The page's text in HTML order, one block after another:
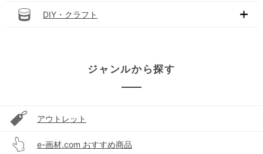
DIY・クラフト
ジャンルから探す
アウトレット
e-画材.com おすすめ商品